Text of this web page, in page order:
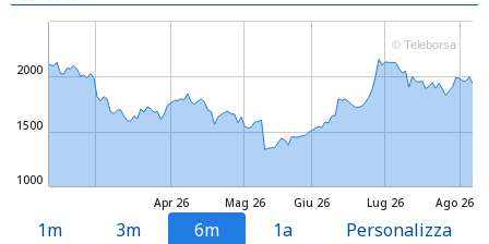
Mag 26 Lug 26
Apr 26 Giu 26 Ago 26
1000
1500
2000
© Teleborsa
1m 3m 6m 1a Personalizza